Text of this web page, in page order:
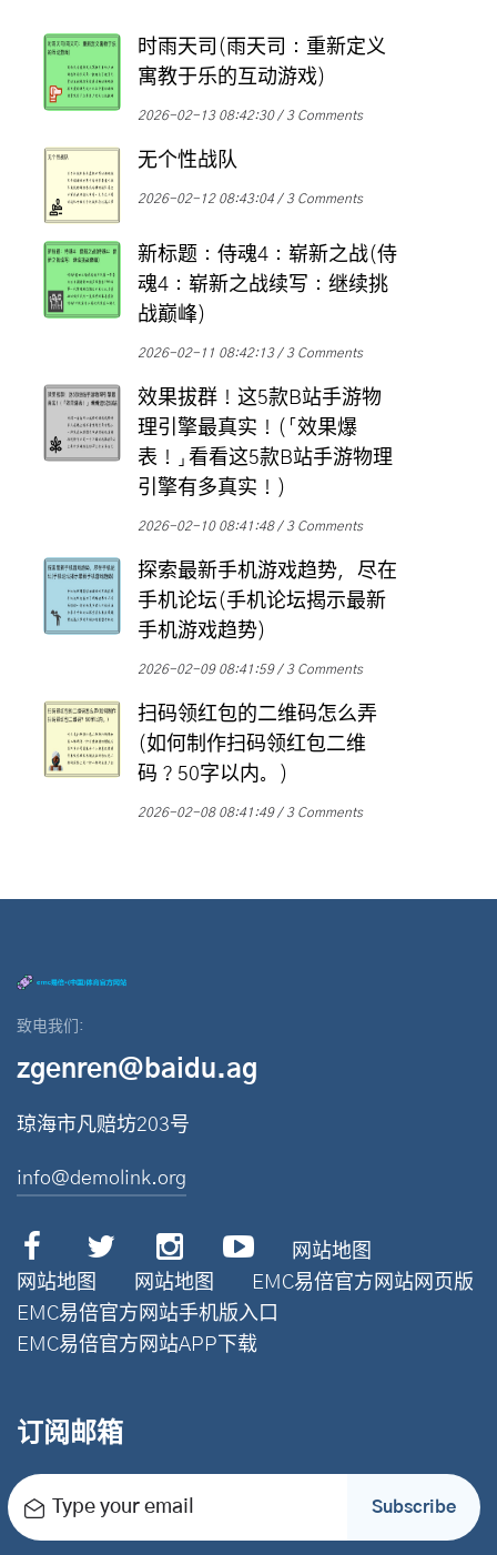
时雨天司(雨天司：重新定义
寓教于乐的互动游戏)
2026-02-13 08:42:30 3 Comments
无个性战队
2026-02-12 08:43:04 3 Comments
新标题：侍魂4：崭新之战(侍
魂4：崭新之战续写：继续挑
战巅峰)
2026-02-11 08:42:13 3 Comments
效果拔群！这5款B站手游物
理引擎最真实！(「效果爆
表！」看看这5款B站手游物理
引擎有多真实！)
2026-02-10 08:41:48 3 Comments
探索最新手机游戏趋势，尽在
手机论坛(手机论坛揭示最新
手机游戏趋势)
2026-02-09 08:41:59 3 Comments
扫码领红包的二维码怎么弄
(如何制作扫码领红包二维
码？50字以内。)
2026-02-08 08:41:49 3 Comments
致电我们:
zgenren@baidu.ag
琼海市凡赔坊203号
info@demolink.org
网站地图
网站地图
网站地图
EMC易倍官方网站网页版
EMC易倍官方网站手机版入口
EMC易倍官方网站APP下载
订阅邮箱
Type your email Subscribe